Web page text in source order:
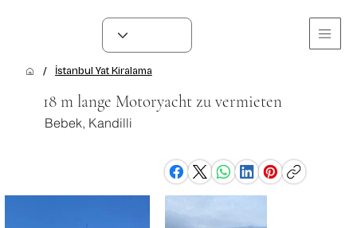
/ İstanbul Yat Kiralama
18 m lange Motoryacht zu vermieten
Bebek, Kandilli